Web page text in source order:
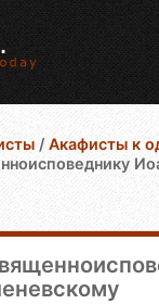
/Акафисты к